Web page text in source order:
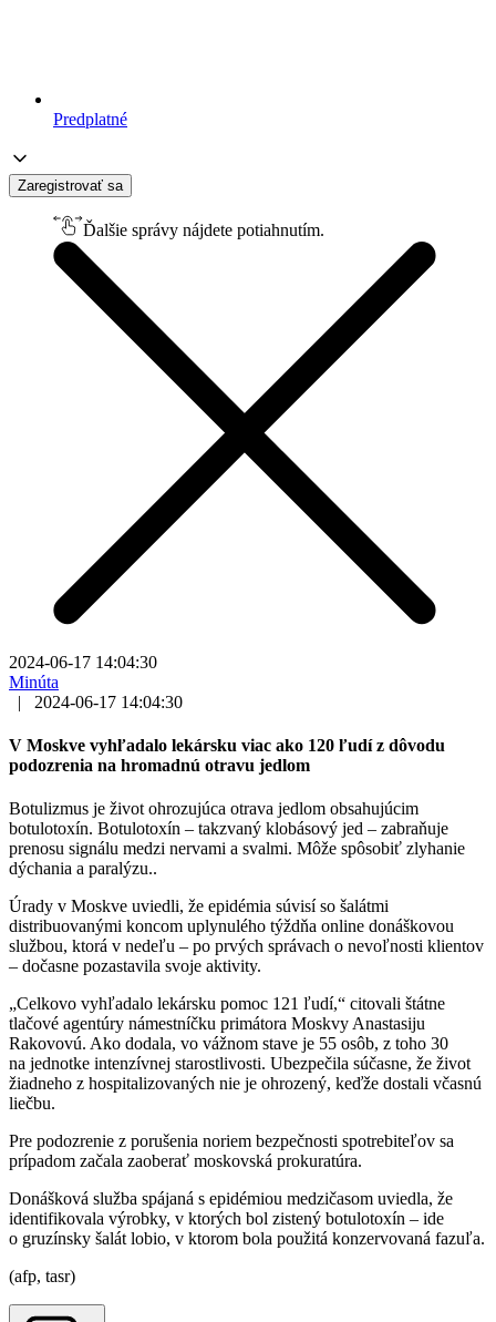
Predplatné
Zaregistrovať sa
Ďalšie správy nájdete potiahnutím.
2024-06-17 14:04:30
Minúta
|
2024-06-17 14:04:30
V Moskve vyhľadalo lekársku viac ako 120 ľudí z dôvodu
podozrenia na hromadnú otravu jedlom
Botulizmus je život ohrozujúca otrava jedlom obsahujúcim
botulotoxín. Botulotoxín – takzvaný klobásový jed – zabraňuje
prenosu signálu medzi nervami a svalmi. Môže spôsobiť zlyhanie
dýchania a paralýzu..
Úrady v Moskve uviedli, že epidémia súvisí so šalátmi
distribuovanými koncom uplynulého týždňa online donáškovou
službou, ktorá v nedeľu – po prvých správach o nevoľnosti klientov
– dočasne pozastavila svoje aktivity.
„Celkovo vyhľadalo lekársku pomoc 121 ľudí,“ citovali štátne
tlačové agentúry námestníčku primátora Moskvy Anastasiju
Rakovovú. Ako dodala, vo vážnom stave je 55 osôb, z toho 30
na jednotke intenzívnej starostlivosti. Ubezpečila súčasne, že život
žiadneho z hospitalizovaných nie je ohrozený, keďže dostali včasnú
liečbu.
Pre podozrenie z porušenia noriem bezpečnosti spotrebiteľov sa
prípadom začala zaoberať moskovská prokuratúra.
Donášková služba spájaná s epidémiou medzičasom uviedla, že
identifikovala výrobky, v ktorých bol zistený botulotoxín – ide
o gruzínsky šalát lobio, v ktorom bola použitá konzervovaná fazuľa.
(afp, tasr)